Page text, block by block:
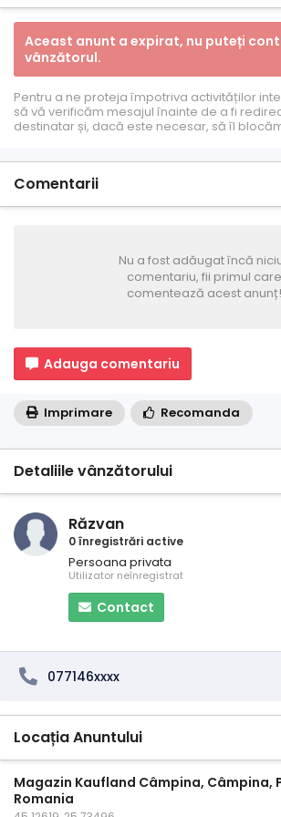
Aceast anunt a expirat, nu puteți
vânzătorul.
Pentru a ne proteja împotriva activităților
să vă verificăm mesajul înainte de a fi
destinatar și, dacă este necesar, să îl
Comentarii
Nu a fost adăugat încă
comentariu, fii primul care
comentează acest anunț!
Adauga comentariu
Imprimare Recomanda
Detaliile vânzătorului
Răzvan
0 înregistrări active
Persoana privata
Utilizator neînregistrat
Contact
077146xxxx
Locația Anuntului
Magazin Kaufland Câmpina, Câmpina,
Romania